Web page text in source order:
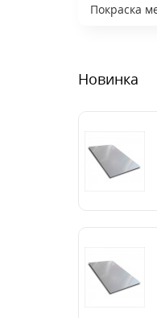
Покраска
Новинка